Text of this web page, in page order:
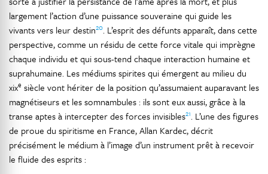
largement l’action d’une puissance souveraine qui guide les
vivants vers leur destin20. L’esprit des défunts apparaît, dans cette
perspective, comme un résidu de cette force vitale qui imprègne
chaque individu et qui sous-tend chaque interaction humaine et
suprahumaine. Les médiums spirites qui émergent au milieu du
xixe siècle vont hériter de la position qu’assumaient auparavant les
magnétiseurs et les somnambules : ils sont eux aussi, grâce à la
transe aptes à intercepter des forces invisibles21. L’une des figures
de proue du spiritisme en France, Allan Kardec, décrit
précisément le médium à l’image d’un instrument prêt à recevoir
le fluide des esprits :